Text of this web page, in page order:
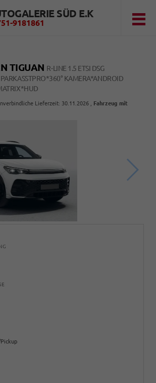
SÜD E.K
9181861
TIGUAN R-LINE 1.5 ETSI DSG
KAMERA*ANDROID
Lieferzeit: 30.11.2026
Fahrzeug mit